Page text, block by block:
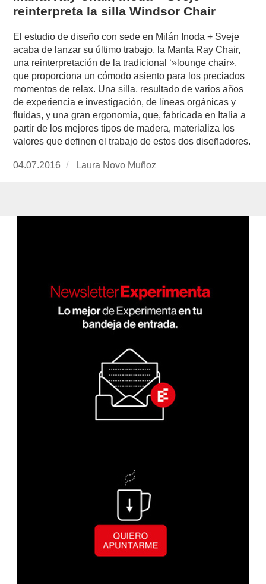
reinterpreta la silla Windsor Chair
El estudio de diseño con sede en Milán Inoda + Sveje
acaba de lanzar su último trabajo, la Manta Ray Chair,
una reinterpretación de la tradicional ‘»lounge chair»,
que proporciona un cómodo asiento para los preciados
momentos de relax. Una silla, resultado de varios años
de experiencia e investigación, de líneas orgánicas y
fluidas, y una gran ergonomía, que, fabricada en Italia a
partir de los mejores tipos de madera, materializa los
valores que definen el trabajo de estos dos diseñadores.
Publicado
04.07.2016
https://www.experimenta.es/author/laura-
Laura Novo Muñoz